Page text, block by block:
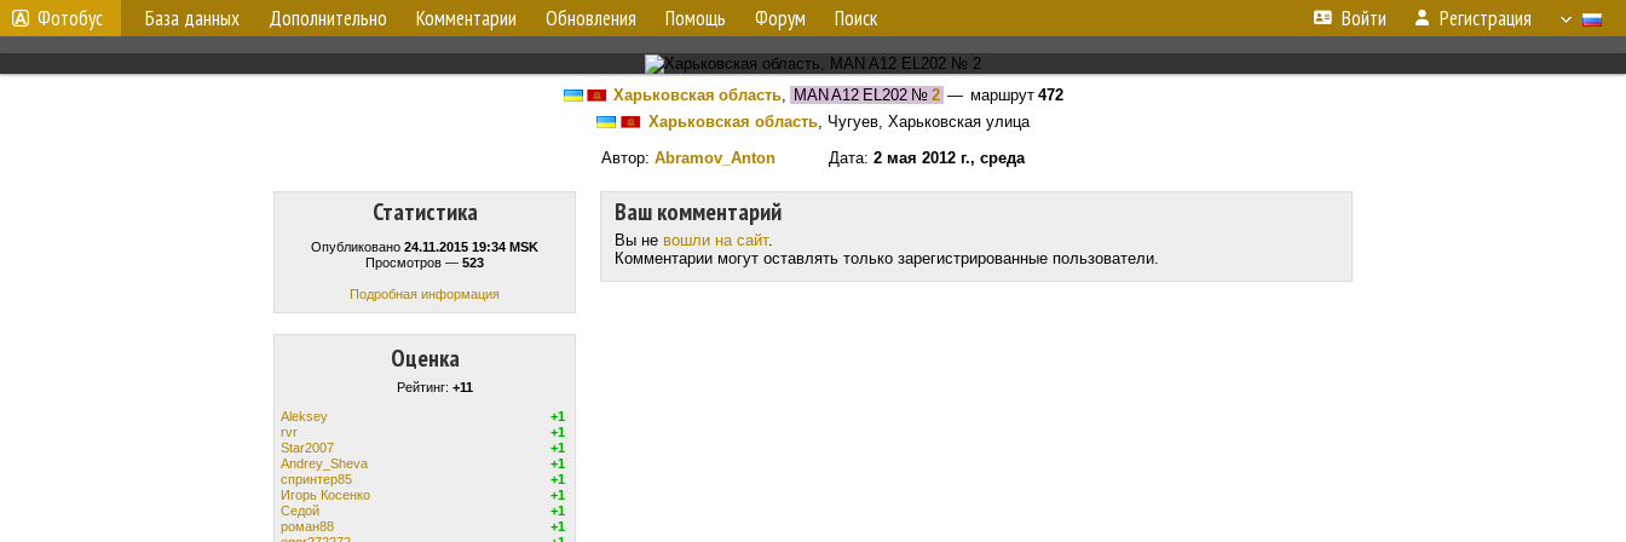
Фотобус База данных Дополнительно Комментарии Обновления Помощь Форум Поиск Войти Регистрация
Харьковская область, MAN A12 EL202№ 2 — маршрут 472
Харьковская область, Чугуев, Харьковская улица
Автор: Abramov_Anton Дата: 2 мая 2012 г., среда
Статистика
Опубликовано 24.11.2015 19:34 MSK
Просмотров — 523
Подробная информация
Оценка
Рейтинг: +11
Aleksey
+1
rvr
+1
Star2007
+1
Andrey_Sheva
+1
спринтер85
+1
Игорь Косенко
+1
Cедой
+1
роман88
+1
Ваш комментарий
Вы не вошли на сайт.
Комментарии могут оставлять только зарегистрированные пользователи.